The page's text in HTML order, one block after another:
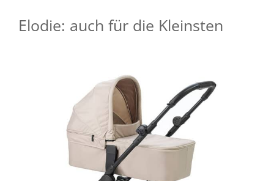
Elodie: auch für die Kleinsten